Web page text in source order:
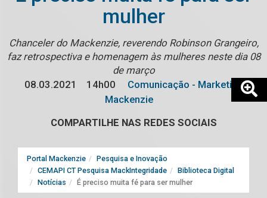
mulher
Chanceler do Mackenzie, reverendo Robinson Grangeiro,
faz retrospectiva e homenagem às mulheres neste dia 08
de março
08.03.2021
14h00
Comunicação - Marketing
Mackenzie
COMPARTILHE NAS REDES SOCIAIS
Portal Mackenzie
Pesquisa e Inovação
CEMAPI CT Pesquisa MackIntegridade
Biblioteca Digital
Notícias
É preciso muita fé para ser mulher